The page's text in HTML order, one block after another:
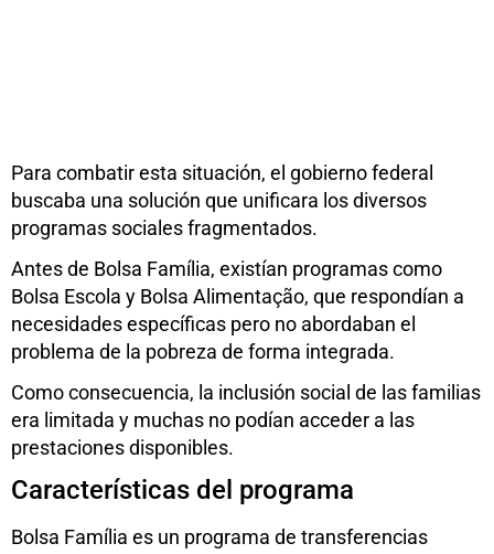
Para combatir esta situación, el gobierno federal
buscaba una solución que unificara los diversos
programas sociales fragmentados.
Antes de Bolsa Família, existían programas como
Bolsa Escola y Bolsa Alimentação, que respondían a
necesidades específicas pero no abordaban el
problema de la pobreza de forma integrada.
Como consecuencia, la inclusión social de las familias
era limitada y muchas no podían acceder a las
prestaciones disponibles.
Características del programa
Bolsa Família es un programa de transferencias